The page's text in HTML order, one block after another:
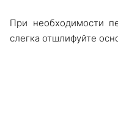
При необходимости
слегка отшлифуйте